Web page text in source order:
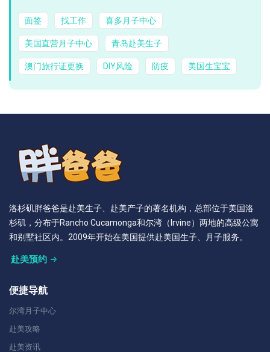
面签 找工作 喜多月子中心
美国直营月子中心 青岛赴美生子
澳门旅行证更换 DIY风险 防疫 美国生宝宝
洛杉矶胖爸爸是赴美生子、赴美产子的著名机构，总部位于美国洛
杉矶，分布于Rancho Cucamonga和尔湾（Irvine）两地的高级公寓
和别墅社区内。2009年开始在美国提供赴美国生子、月子服务。
赴美预约
便捷导航
尔湾月子中心
赴美攻略
赴美资讯